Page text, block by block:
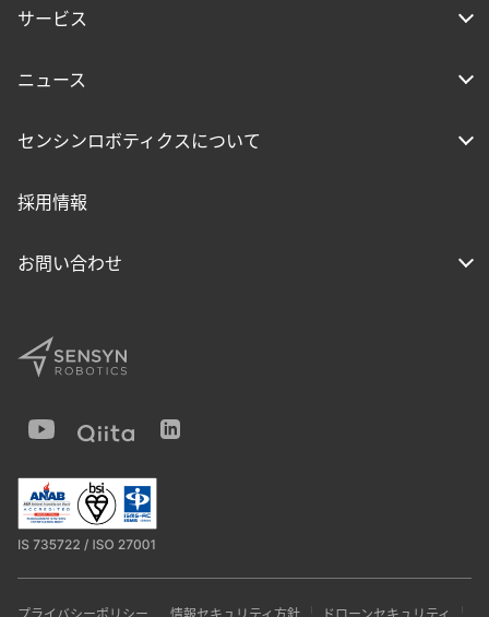
サービス
ニュース
センシンロボティクスについて
採用情報
お問い合わせ
プライバシーポリシー 情報セキュリティ方針 ドローンセキュリティ